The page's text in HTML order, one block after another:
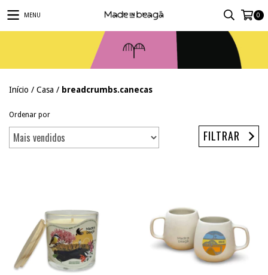
MENU 0
Início / Casa / breadcrumbs.canecas
Ordenar por
FILTRAR